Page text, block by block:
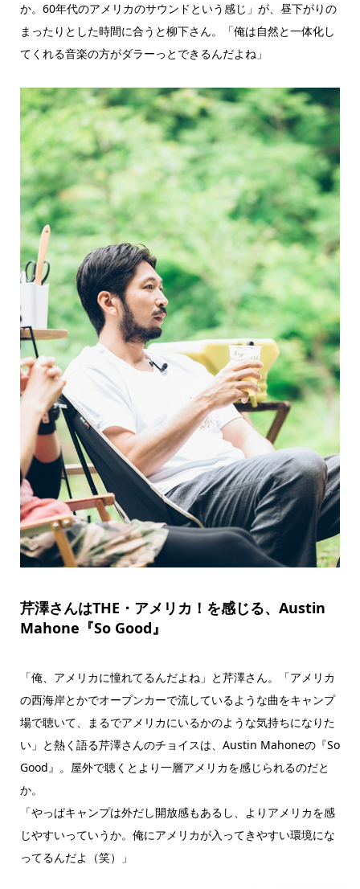
か。60年代のアメリカのサウンドという感じ」が、昼下がりの
まったりとした時間に合うと柳下さん。「俺は自然と一体化し
てくれる音楽の方がダラーっとできるんだよね」
芹澤さんはTHE・アメリカ！を感じる、Austin
Mahone『So Good』
「俺、アメリカに憧れてるんだよね」と芹澤さん。「アメリカ
の西海岸とかでオープンカーで流しているような曲をキャンプ
場で聴いて、まるでアメリカにいるかのような気持ちになりた
い」と熱く語る芹澤さんのチョイスは、Austin Mahoneの『So
Good』。屋外で聴くとより一層アメリカを感じられるのだと
か。
「やっぱキャンプは外だし開放感もあるし、よりアメリカを感
じやすいっていうか。俺にアメリカが入ってきやすい環境にな
ってるんだよ（笑）」